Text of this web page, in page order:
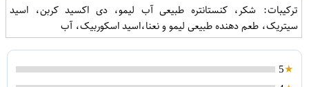
ترکیبات: شکر، کنستانتره طبیعی آب لیمو، دی اکسید کربن، اسید
سیتریک، طعم دهنده طبیعی لیمو و نعنا،اسید اسکوربیک، آب
5